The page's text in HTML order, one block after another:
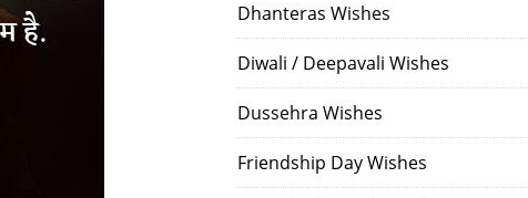
Dhanteras Wishes
Diwali / Deepavali Wishes
Dussehra Wishes
Friendship Day Wishes